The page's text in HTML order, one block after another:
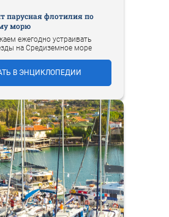
парусная флотилия по
морю
ежегодно устраивать
на Средиземное море
В ЭНЦИКЛОПЕДИИ